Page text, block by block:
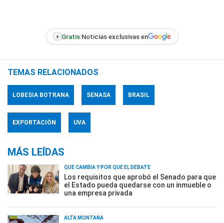
+ Gratis:Noticias exclusivas en
TEMAS RELACIONADOS
LOBESIA BOTRANA SENASA BRASIL
EXPORTACIÓN UVA
MÁS LEÍDAS
QUÉ CAMBIA Y POR QUÉ EL DEBATE
Los requisitos que aprobó el Senado para que
el Estado pueda quedarse con un inmueble o
una empresa privada
ALTA MONTAÑA